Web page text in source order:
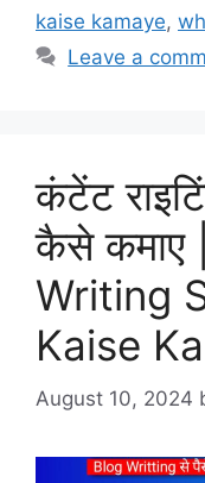
kaise kamaye,
Leave a
कंटेंट
कैसे कमाए
Writing
Kaise
August 10, 2024